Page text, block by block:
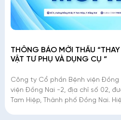
THÔNG BÁO MỜI THẦU
VẬT TƯ PHỤ VÀ DỤNG CỤ “
Công ty Cổ phần Bệnh viện Đồng
viện Đồng Nai -2, địa chỉ số 02,
Tam Hiệp, Thành phố Đồng Nai.